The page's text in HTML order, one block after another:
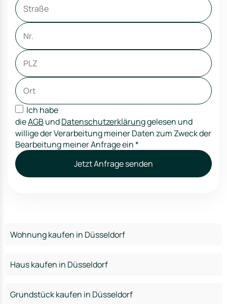
Ich habe
dieAGBundDatenschutzerklärunggelesen und
willige der Verarbeitung meiner Daten zum Zweck der
Bearbeitung meiner Anfrage ein*
Jetzt Anfrage senden
Wohnung kaufen in Düsseldorf
Haus kaufen in Düsseldorf
Grundstück kaufen in Düsseldorf